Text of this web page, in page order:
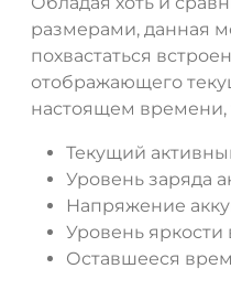
размерами, данная
похвастаться
отображающего
настоящем времени,
Текущий
Уровень заряда
Напряжение
Уровень
Оставшееся